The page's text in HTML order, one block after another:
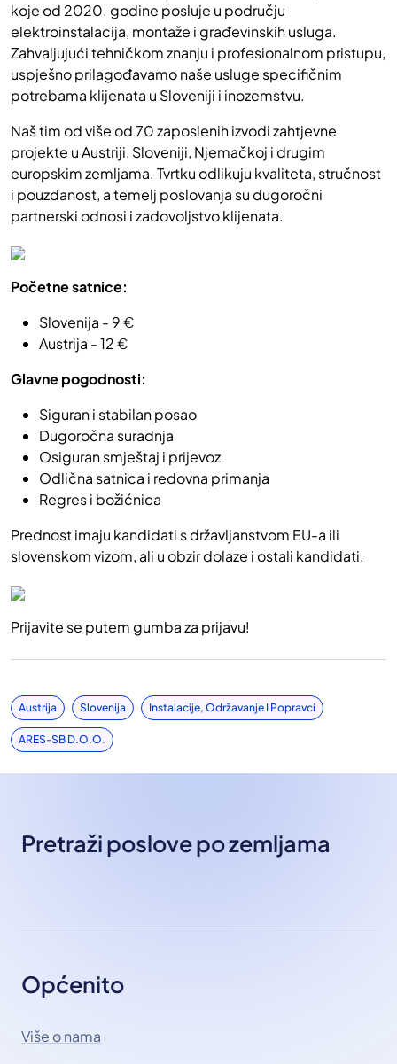
koje od 2020. godine posluje u području
elektroinstalacija, montaže i građevinskih usluga.
Zahvaljujući tehničkom znanju i profesionalnom pristupu,
uspješno prilagođavamo naše usluge specifičnim
potrebama klijenata u Sloveniji i inozemstvu.
Naš tim od više od 70 zaposlenih izvodi zahtjevne
projekte u Austriji, Sloveniji, Njemačkoj i drugim
europskim zemljama. Tvrtku odlikuju kvaliteta, stručnost
i pouzdanost, a temelj poslovanja su dugoročni
partnerski odnosi i zadovoljstvo klijenata.
Početne satnice:
Slovenija - 9€
Austrija - 12€
Glavne pogodnosti:
Siguran i stabilan posao
Dugoročna suradnja
Osiguran smještaj i prijevoz
Odlična satnica i redovna primanja
Regres i božićnica
Prednost imaju kandidati s državljanstvom EU-a ili
slovenskom vizom, ali u obzir dolaze i ostali kandidati.
Prijavite se putem gumba za prijavu!
Austrija Slovenija Instalacije, Održavanje I Popravci
ARES-SB D.o.o.
Pretraži poslove po zemljama
Općenito
Više o nama